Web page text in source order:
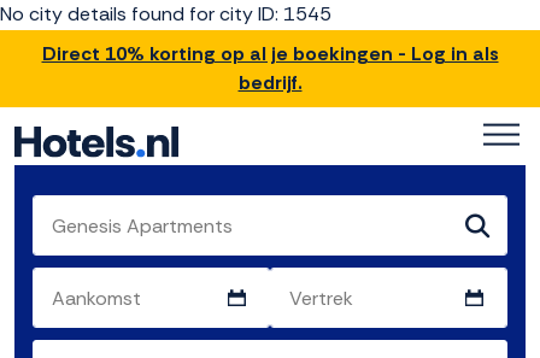
No city details found for city ID: 1545
Direct 10% korting op al je boekingen - Log in als
bedrijf.